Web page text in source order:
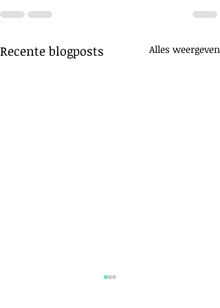
Recente blogposts Alles weergeven